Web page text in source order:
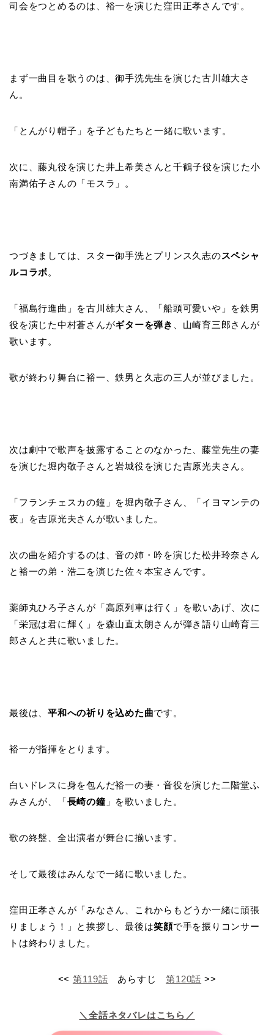
司会をつとめるのは、裕一を演じた窪田正孝さんです。
まず一曲目を歌うのは、御手洗先生を演じた古川雄大さ
ん。
「とんがり帽子」を子どもたちと一緒に歌います 。
次に、藤丸役を演じた井上希美さんと千鶴子役を演じた小
南満佑子さんの 「モスラ」。
つづきましては、スター御手洗とプリンス久志のスペシャ
ルコラボ。
「福島行進曲」を古川雄大さん、「船頭可愛いや」を鉄男
役を演じた中村蒼さんがギターを弾き
、山崎育三郎さんが
歌います。
歌が終わり舞台に裕一、鉄男と久志の三人が並びました。
次は劇中で歌声を披露することのなかった、藤堂先生の妻
を演じた堀内敬子さんと岩城役を演じた吉原光夫さん。
「フランチェスカの鐘」を堀内敬子さん、「イヨマンテの
夜」を吉原光夫さんが歌いました。
次の曲を紹介するのは、音の姉・吟を演じた松井玲奈さん
と裕一の弟・浩二を演じた佐々本宝さんです。
薬師丸ひろ子さんが「高原列車は行く」を歌いあげ、次に
「栄冠は君に輝く」を森山直太朗さんが弾き語り山崎育三
郎さんと共に歌いました。
最後は、平和への祈りを込めた曲です。
裕一が指揮をとります。
白いドレスに身を包んだ裕一の妻・音役を演じた二階堂ふ
みさんが、「長崎の鐘」を歌いました。
歌の終盤、全出演者が舞台に揃います。
そして最後はみんなで一緒に歌いました。
窪田正孝さんが「みなさん、これからもどうか一緒に頑張
りましょう！」と挨拶し、最後は笑顔で手を振りコンサー
トは終わりました。
<< 第119話 あらすじ第120話 >>
＼全話ネタバレはこちら／